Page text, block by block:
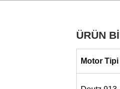
ÜRÜN
Motor Tipi